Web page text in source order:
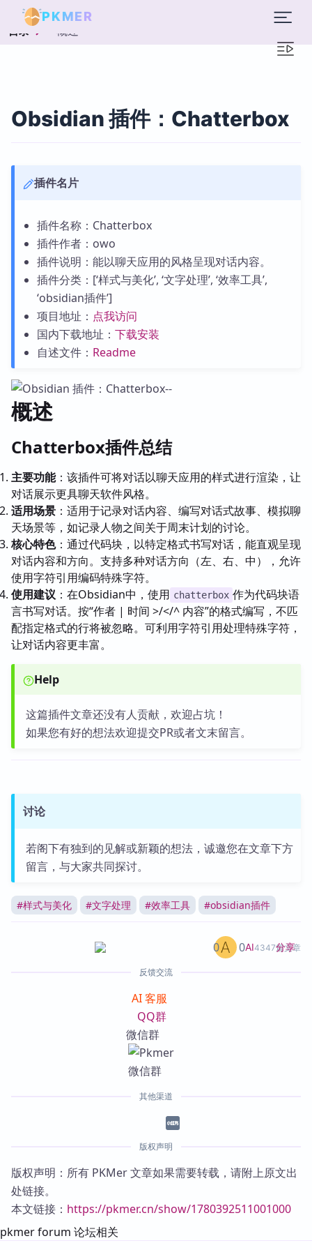
PKMER
目录 概述
Obsidian 插件：Chatterbox
插件名片
插件名称：Chatterbox
插件作者：owo
插件说明：能以聊天应用的风格呈现对话内容。
插件分类：[‘样式与美化’, ‘文字处理’, ‘效率工具’,
‘obsidian插件’]
项目地址： 点我访问
国内下载地址： 下载安装
自述文件： Readme
概述
Chatterbox插件总结
主要功能：该插件可将对话以聊天应用的样式进行渲染，让
对话展示更具聊天软件风格。
适用场景 ：适用于记录对话内容、编写对话式故事、模拟聊
天场景等，如记录人物之间关于周末计划的讨论。
核心特色：通过代码块，以特定格式书写对话，能直观呈现
对话内容和方向。支持多种对话方向（左、右、中），允许
使用字符引用编码特殊字符。
使用建议 ：在Obsidian中，使用 chatterbox 作为代码块语
言书写对话。按“作者 | 时间 >/</^ 内容”的格式编写，不匹
配指定格式的行将被忽略。可利用字符引用处理特殊字符，
让对话内容更丰富。
Help
这篇插件文章还没有人贡献，欢迎占坑！
如果您有好的想法欢迎提交PR或者文末留言。
讨论
若阁下有独到的见解或新颖的想法，诚邀您在文章下方
留言，与大家共同探讨。
#样式与美化 #文字处理 #效率工具 #obsidian插件
AI4347篇文章
0 0 分享
反馈交流
AI 客服
QQ群
微信群
其他渠道
版权声明
版权声明：所有 PKMer 文章如果需要转载，请附上原文出
处链接。
本文链接： https://pkmer.cn/show/1780392511001000
pkmer forum 论坛相关